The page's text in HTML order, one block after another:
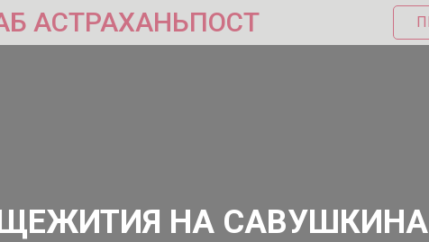
АСТРАХАНЬПОСТ
НА САВУШКИНА